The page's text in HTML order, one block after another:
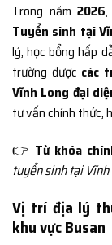
Trong năm2026,
Tuyển sinh tại
lý, học bổng hấp
trường được các
Vĩnh Long đại
tư vấn chính thức,
👉 Từ khóa
tuyển sinh tại Vĩnh
Vị trí địa lý
khu vực Busan